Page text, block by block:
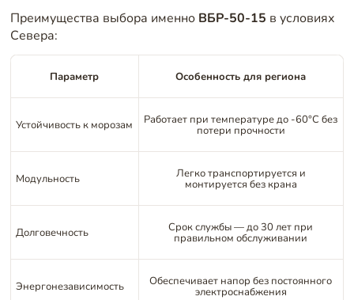
Преимущества выбора именно ВБР-50-15 в условиях
Севера:
Параметр Особенность для региона
Устойчивость к морозам Работает при температуре до -60°C без
потери прочности
Модульность Легко транспортируется и
монтируется без крана
Долговечность Срок службы — до 30 лет при
правильном обслуживании
Энергонезависимость Обеспечивает напор без постоянного
электроснабжения